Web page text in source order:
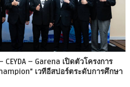
CEYDA – Garena เปิดตัวโครงการ
เวทีอีสปอร์ตระดับการศึกษา